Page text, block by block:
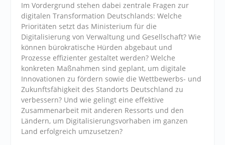
Im Vordergrund stehen dabei zentrale Fragen zur
digitalen Transformation Deutschlands: Welche
Prioritäten setzt das Ministerium für die
Digitalisierung von Verwaltung und Gesellschaft? Wie
können bürokratische Hürden abgebaut und
Prozesse effizienter gestaltet werden? Welche
konkreten Maßnahmen sind geplant, um digitale
Innovationen zu fördern sowie die Wettbewerbs- und
Zukunftsfähigkeit des Standorts Deutschland zu
verbessern? Und wie gelingt eine effektive
Zusammenarbeit mit anderen Ressorts und den
Ländern, um Digitalisierungsvorhaben im ganzen
Land erfolgreich umzusetzen?